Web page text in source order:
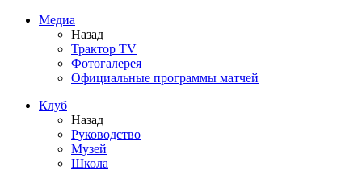
Медиа
Назад
Трактор TV
Фотогалерея
Официальные программы матчей
Клуб
Назад
Руководство
Музей
Школа